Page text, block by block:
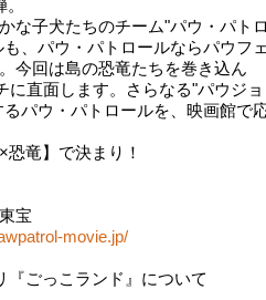
な子犬たちのチーム"パウ・パト
、パウ・パトロールならパウフ
今回は島の恐竜たちを巻き込ん
に直面します。さらなる"パウジョ
パウ・パトロールを、映画館で
竜】で決まり！
宝
movie.jp/
ごっこランド』について